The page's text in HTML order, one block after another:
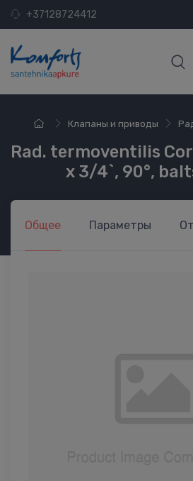
+37128724412
Клапаны и приводы
Rad. termoventilis
x 3/4`, 90°,
Общее Параметры